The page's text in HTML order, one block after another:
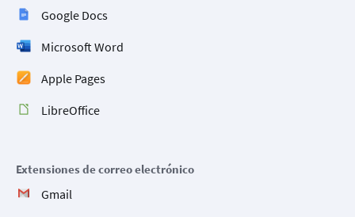
Google Docs
Microsoft Word
Apple Pages
LibreOffice
Extensiones de correo electrónico
Gmail